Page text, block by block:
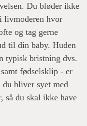
Du bløder ikke
livmoderen hvor
og tag gerne
til din baby. Huden
typisk bristning dvs.
fødselsklip - er
du bliver syet med
så du skal ikke have